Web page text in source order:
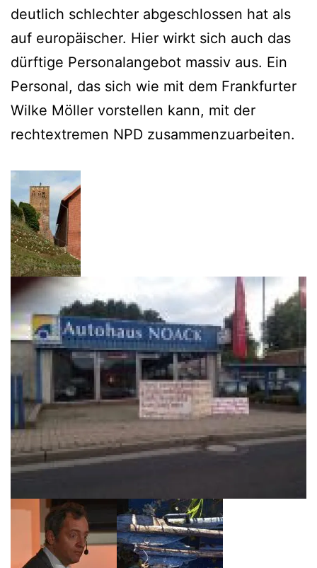
deutlich schlechter abgeschlossen hat als
auf europäischer. Hier wirkt sich auch das
dürftige Personalangebot massiv aus. Ein
Personal, das sich wie mit dem Frankfurter
Wilke Möller vorstellen kann, mit der
rechtextremen NPD zusammenzuarbeiten.